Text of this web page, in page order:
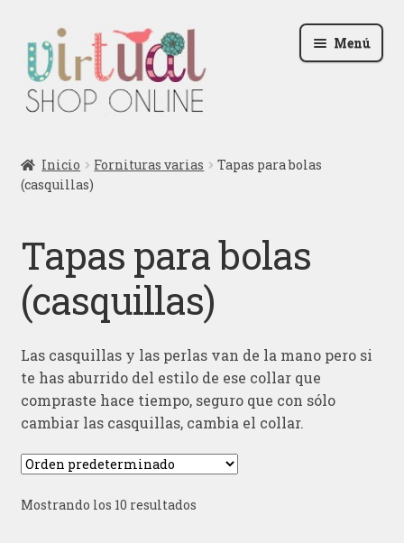
la
navegación
al
contenido
Menú
Podcast
Blog
Inicio Fornituras varias
Tapas para bolas
(casquillas)
Tapas para bolas
(casquillas)
Las casquillas y las perlas van de la mano pero si
te has aburrido del estilo de ese collar que
compraste hace tiempo, seguro que con sólo
cambiar las casquillas, cambia el collar.
Mostrando los 10 resultados